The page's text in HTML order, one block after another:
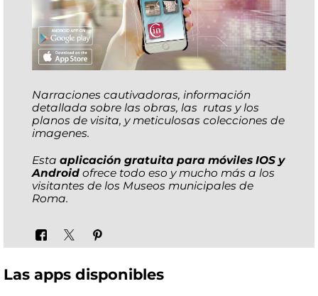
Narraciones cautivadoras, información
detallada sobre las obras, las rutas y los
planos de visita, y meticulosas colecciones de
imagenes.
Esta aplicación gratuita para móviles IOS y
Android ofrece todo eso y mucho más a los
visitantes de los Museos municipales de
Roma.
Las apps disponibles